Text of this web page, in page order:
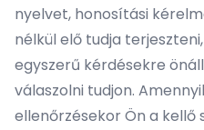
nyelvet, honosítási
nélkül elő tudja
egyszerű kérdésekre
válaszolni tudjon.
ellenőrzésekor Ön a kellő